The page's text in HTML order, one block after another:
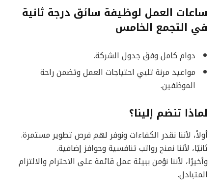
ساعات العمل لوظيفة سائق درجة ثانية
في التجمع الخامس
دوام كامل وفق جدول الشركة.
مواعيد مرنة تلبي احتياجات العمل وتضمن راحة
الموظفين.
لماذا تنضم إلينا؟
أولاً، لأننا نقدر الكفاءات ونوفر لهم فرص تطوير مستمرة.
ثانيًا، لأننا نمنح رواتب تنافسية وحوافز إضافية.
وأخيرًا، لأننا نؤمن ببيئة عمل قائمة على الاحترام والالتزام
المتبادل.